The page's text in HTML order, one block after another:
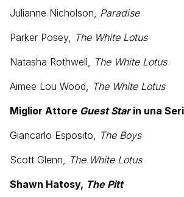
Julianne Nicholson, Paradise
Parker Posey, The White Lotus
Natasha Rothwell, The White Lotus
Aimee Lou Wood, The White Lotus
Miglior Attore Guest Starin una
Giancarlo Esposito, The Boys
Scott Glenn, The White Lotus
Shawn Hatosy, The Pitt